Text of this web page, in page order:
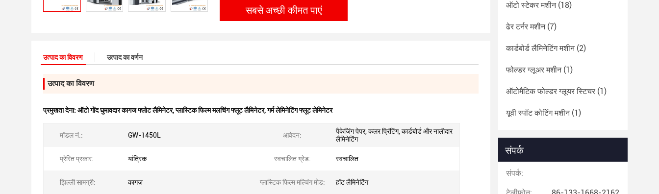
सबसे अच्छी कीमत पाएं
उत्पाद का विवरण उत्पाद का वर्णन
उत्पाद का विवरण
प्रमुखता देना: ऑटो गोंद घुमावदार कागज फ्लोट लैमिनेटर,प्लास्टिक फिल्म मलचिंग फ्लूट लैमिनेटर,गर्म लेमिनेटिंग फ्लूट लेमिनेटर
मॉडल नं.: GW-1450L आवेदन:
पैकेजिंग पेपर, कलर प्रिंटिंग, कार्डबोर्ड और नालीदार
लैमिनेटिंग
प्रेरित प्रकार: यांत्रिक स्वचालित ग्रेड: स्वचालित
झिल्ली सामग्री: कागज़ प्लास्टिक फिल्म मल्चिंग मोड: हॉट लैमिनेटिंग
ऑटो स्टेकर मशीन(18)
ढेर टर्नर मशीन(7)
कार्डबोर्ड लैमिनेटिंग मशीन(2)
फोल्डर ग्लूअर मशीन(1)
ऑटोमैटिक फोल्डर ग्लूयर स्टिचर (1)
यूवी स्पॉट कोटिंग मशीन(1)
संपर्क
संपर्क: